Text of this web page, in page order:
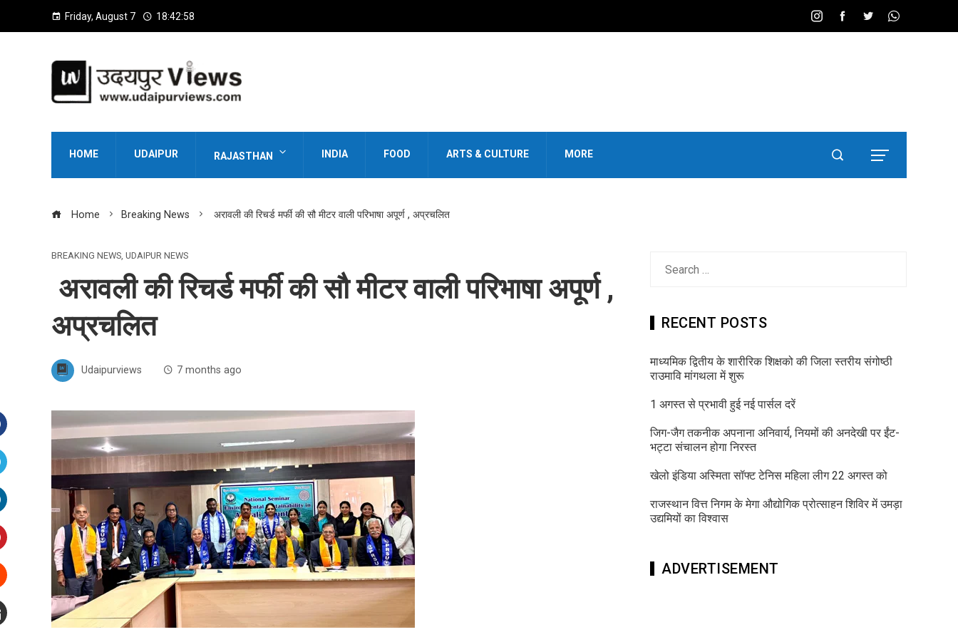
Friday, August 7 18:43:00
HOME UDAIPUR RAJASTHAN INDIA FOOD ARTS & CULTURE MORE
Home Breaking News अरावली की रिचर्ड मर्फी की सौ मीटर वाली परिभाषा अपूर्ण , अप्रचलित
BREAKING NEWS, UDAIPUR NEWS
अरावली की रिचर्ड मर्फी की सौ मीटर वाली परिभाषा अपूर्ण ,
अप्रचलित
Udaipurviews 7 months ago
RECENT POSTS
माध्यमिक द्वितीय के शारीरिक शिक्षको की जिला स्तरीय संगोष्ठी
राउमावि मांगथला में शुरू
1 अगस्त से प्रभावी हुई नई पार्सल दरें
जिग-जैग तकनीक अपनाना अनिवार्य, नियमों की अनदेखी पर ईंट-
भट्टा संचालन होगा निरस्त
खेलो इंडिया अस्मिता सॉफ्ट टेनिस महिला लीग 22 अगस्त को
राजस्थान वित्त निगम के मेगा औद्योगिक प्रोत्साहन शिविर में उमड़ा
उद्यमियों का विश्वास
ADVERTISEMENT